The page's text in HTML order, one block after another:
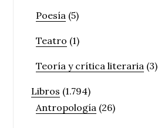
Poesía (5)
Teatro (1)
Teoría y crítica literaria (3)
Libros (1.794)
Antropología (26)